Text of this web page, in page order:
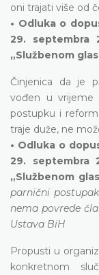
oni trajati više od
• Odluka o
29. septembra
„Službenom
Činjenica da je
vođen u vrijeme
postupku i
traje duže, ne
• Odluka o
29. septembra
„Službenom
parnični
nema povrede
Ustava BiH
Propusti u
konkretnom